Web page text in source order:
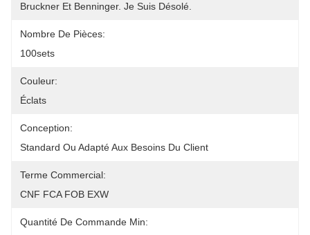
Bruckner Et Benninger. Je Suis Désolé.
Nombre De Pièces:
100sets
Couleur:
Éclats
Conception:
Standard Ou Adapté Aux Besoins Du Client
Terme Commercial:
CNF FCA FOB EXW
Quantité De Commande Min: